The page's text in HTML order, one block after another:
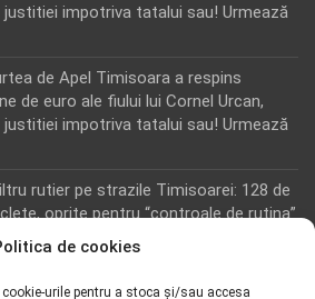
de cookies
urile pentru a stoca și/sau accesa
justitiei impotriva tatalui sau! Urmează
de Apel Timisoara a respins
de euro ale fiului lui Cornel Urcan,
justitiei impotriva tatalui sau! Urmează
rutier pe strazile Timisoarei: 128 de
oprite pentru “controale de rutina”
Inca un martor din dosarul fraudei cu